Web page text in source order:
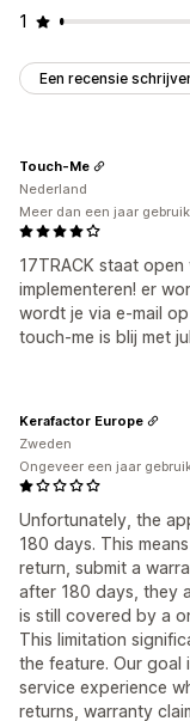
1
Een recensie
17TRACK staat
implementeren! er
wordt je via e-mail
touch-me is blij met
Touch-Me
Nederland
Meer dan een jaar
Unfortunately, the
180 days. This
return, submit a
after 180 days, they
is still covered by a
This limitation
the feature. Our
service experience
returns, warranty
Kerafactor Europe
Zweden
Ongeveer een jaar